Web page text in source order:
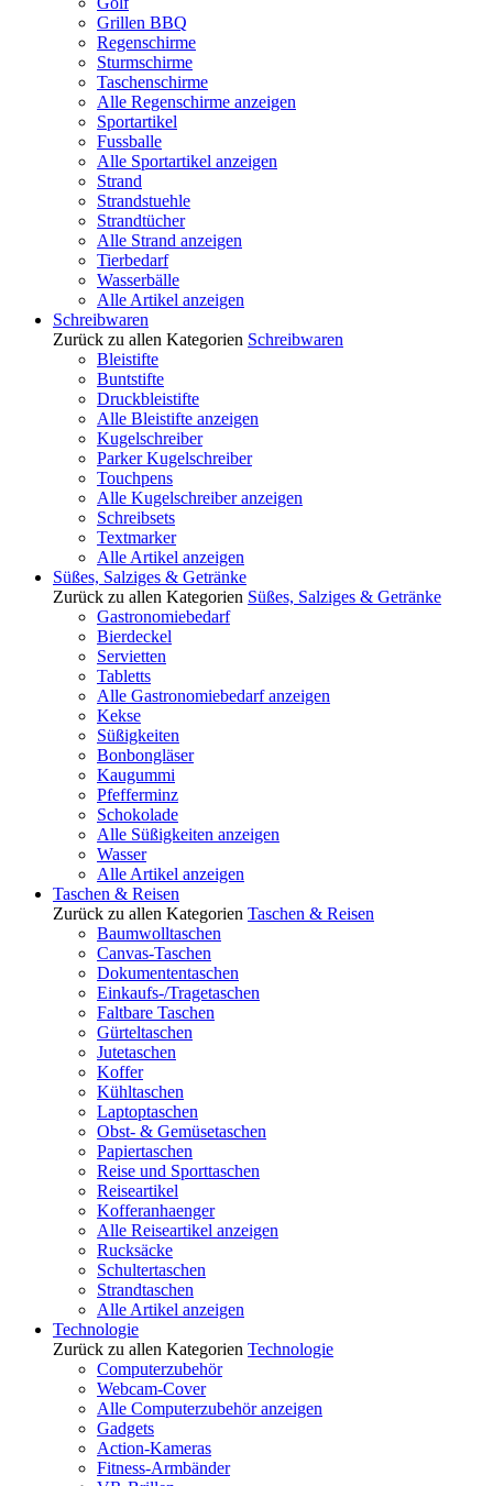
Grillen BBQ
Regenschirme
Sturmschirme
Taschenschirme
Alle Regenschirme anzeigen
Sportartikel
Fussballe
Alle Sportartikel anzeigen
Strand
Strandstuehle
Strandtücher
Alle Strand anzeigen
Tierbedarf
Wasserbälle
Alle Artikel anzeigen
Schreibwaren
Zurück zu allen Kategorien Schreibwaren
Bleistifte
Buntstifte
Druckbleistifte
Alle Bleistifte anzeigen
Kugelschreiber
Parker Kugelschreiber
Touchpens
Alle Kugelschreiber anzeigen
Schreibsets
Textmarker
Alle Artikel anzeigen
Süßes, Salziges & Getränke
Zurück zu allen Kategorien Süßes, Salziges & Getränke
Gastronomiebedarf
Bierdeckel
Servietten
Tabletts
Alle Gastronomiebedarf anzeigen
Kekse
Süßigkeiten
Bonbongläser
Kaugummi
Pfefferminz
Schokolade
Alle Süßigkeiten anzeigen
Wasser
Alle Artikel anzeigen
Taschen & Reisen
Zurück zu allen Kategorien Taschen & Reisen
Baumwolltaschen
Canvas-Taschen
Dokumententaschen
Einkaufs-/Tragetaschen
Faltbare Taschen
Gürteltaschen
Jutetaschen
Koffer
Kühltaschen
Laptoptaschen
Obst- & Gemüsetaschen
Papiertaschen
Reise und Sporttaschen
Reiseartikel
Kofferanhaenger
Alle Reiseartikel anzeigen
Rucksäcke
Schultertaschen
Strandtaschen
Alle Artikel anzeigen
Technologie
Zurück zu allen Kategorien Technologie
Computerzubehör
Webcam-Cover
Alle Computerzubehör anzeigen
Gadgets
Action-Kameras
Fitness-Armbänder